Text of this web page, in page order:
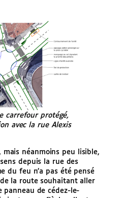
carrefour protégé,
avec la rue Alexis
mais néanmoins peu lisible,
depuis la rue des
du feu n’a pas été pensé
la route souhaitant aller
de cédez-le-